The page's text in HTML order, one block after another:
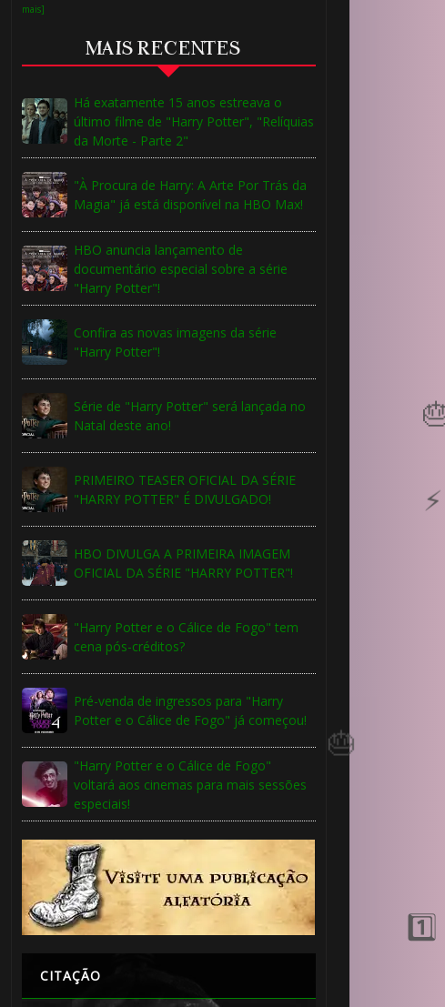
mais]
MAIS RECENTES
Há exatamente 15 anos estreava o
último filme de "Harry Potter", "Relíquias
da Morte - Parte 2"
"À Procura de Harry: A Arte Por Trás da
Magia" já está disponível na HBO Max!
HBO anuncia lançamento de
documentário especial sobre a série
"Harry Potter"!
Confira as novas imagens da série
"Harry Potter"!
Série de "Harry Potter" será lançada no
Natal deste ano!
PRIMEIRO TEASER OFICIAL DA SÉRIE
"HARRY POTTER" É DIVULGADO!
HBO DIVULGA A PRIMEIRA IMAGEM
OFICIAL DA SÉRIE "HARRY POTTER"!
"Harry Potter e o Cálice de Fogo" tem
cena pós-créditos?
Pré-venda de ingressos para "Harry
Potter e o Cálice de Fogo" já começou!
"Harry Potter e o Cálice de Fogo"
voltará aos cinemas para mais sessões
especiais!
CITAÇÃO
🎈